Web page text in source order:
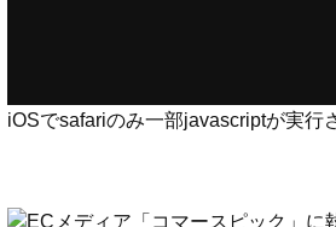
iOSでsafariのみ一部javascriptが実行